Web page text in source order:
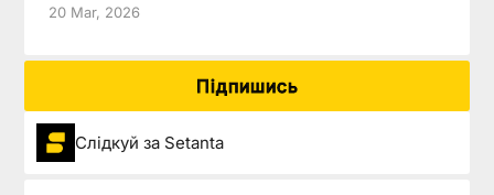
20 Mar, 2026
Підпишись
Слідкуй за Setanta